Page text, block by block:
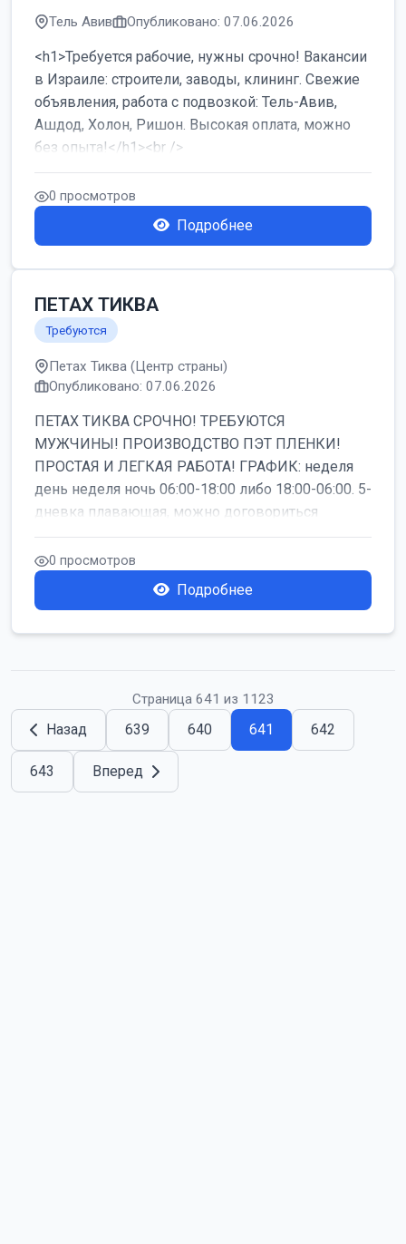
Тель Авив Опубликовано: 07.06.2026
<h1>Требуется рабочие, нужны срочно! Вакансии
в Израиле: строители, заводы, клининг. Свежие
объявления, работа с подвозкой: Тель-Авив,
Ашдод, Холон, Ришон. Высокая оплата, можно
без опыта!</h1><br />
...
0 просмотров
Подробнее
ПЕТАХ ТИКВА
Требуются
Петах Тиква (Центр страны)
Опубликовано: 07.06.2026
ПЕТАХ ТИКВА СРОЧНО! ТРЕБУЮТСЯ
МУЖЧИНЫ! ПРОИЗВОДСТВО ПЭТ ПЛЕНКИ!
ПРОСТАЯ И ЛЕГКАЯ РАБОТА! ГРАФИК: неделя
день неделя ночь 06:00-18:00 либо 18:00-06:00. 5-
дневка плавающая, можно договориться
работать б...
0 просмотров
Подробнее
Страница 641 из 1123
Назад 639 640 641 642
643 Вперед